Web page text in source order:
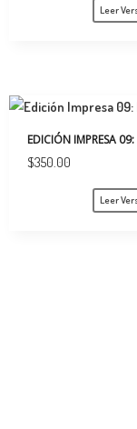
Leer
EDICIÓN IMPRESA 09:
$350.00
Leer